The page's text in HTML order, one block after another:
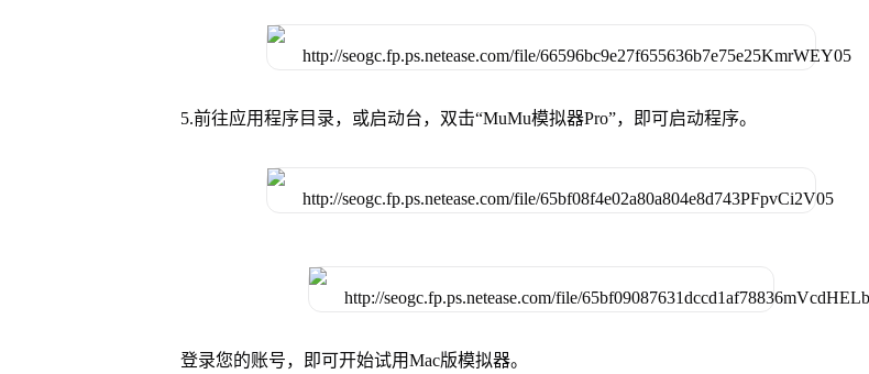
5.前往应用程序目录，或启动台，双击“MuMu模拟器Pro”，即可启动程序。
登录您的账号，即可开始试用Mac版模拟器。